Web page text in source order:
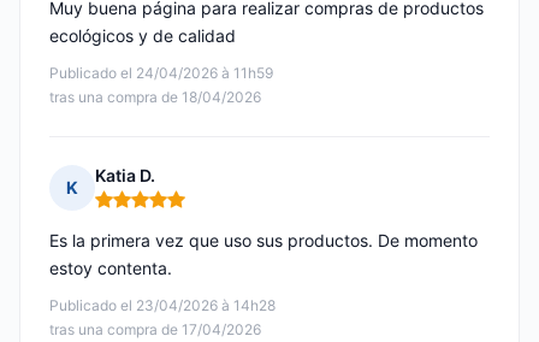
Publicado el 24/04/2026 à 11h59
tras una compra de 18/04/2026
Muy buena página para realizar compras de productos
ecológicos y de calidad
K
Katia D.
Nota: 5 de 5
Publicado el 23/04/2026 à 14h28
tras una compra de 17/04/2026
Es la primera vez que uso sus productos. De momento
estoy contenta.